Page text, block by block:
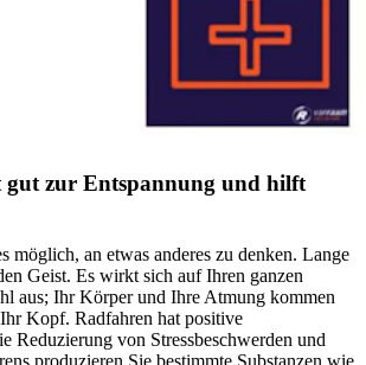
gut zur Entspannung und hilft
möglich, an etwas anderes zu denken. Lange
Geist. Es wirkt sich auf Ihren ganzen
aus; Ihr Körper und Ihre Atmung kommen
Kopf. Radfahren hat positive
Reduzierung von Stressbeschwerden und